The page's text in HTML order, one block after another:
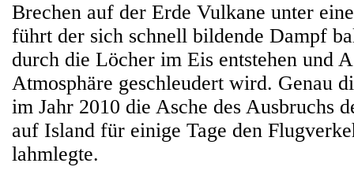
Brechen auf der Erde Vulkane unter
führt der sich schnell bildende Dampf
durch die Löcher im Eis entstehen und
Atmosphäre geschleudert wird. Genau
im Jahr 2010 die Asche des Ausbruchs
auf Island für einige Tage den
lahmlegte.